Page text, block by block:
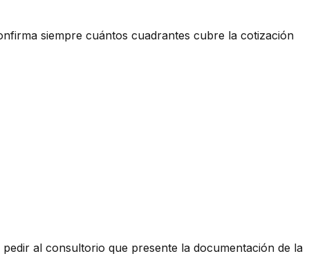
siempre cuántos cuadrantes cubre la cotización
al consultorio que presente la documentación de la